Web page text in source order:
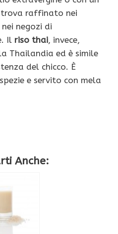
trova raffinato nei
negozi di
Il riso thai, invece,
Thailandia ed è simile
del chicco. È
e servito con mela
Anche: